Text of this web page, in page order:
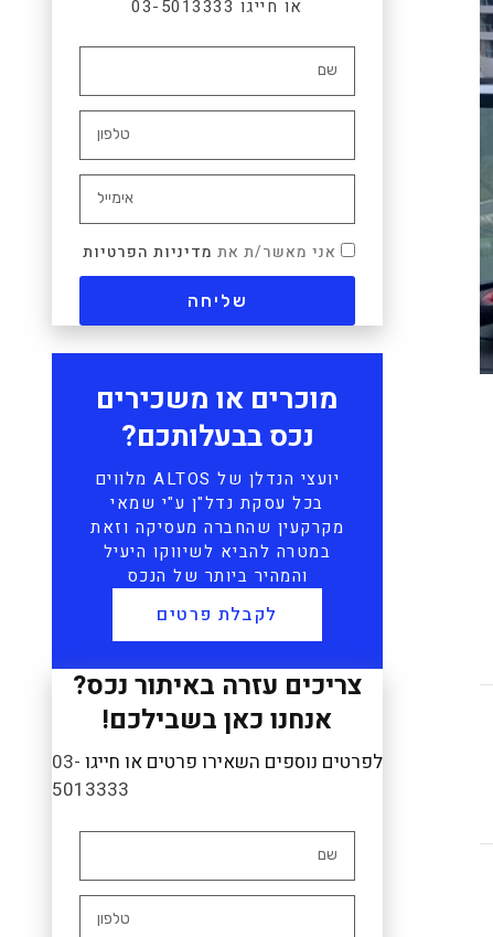
או חייגו 03-5013333
אני מאשר/ת את מדיניות הפרטיות
מוכרים או משכירים
נכס בבעלותכם?
יועצי הנדלן של ALTOS מלווים
בכל עסקת נדל"ן ע"י שמאי
מקרקעין שהחברה מעסיקה וזאת
במטרה להביא לשיווקו היעיל
והמהיר ביותר של הנכס
לקבלת פרטים
צריכים עזרה באיתור נכס?
אנחנו כאן בשבילכם!
לפרטים נוספים השאירו פרטים או חייגו 03-
5013333